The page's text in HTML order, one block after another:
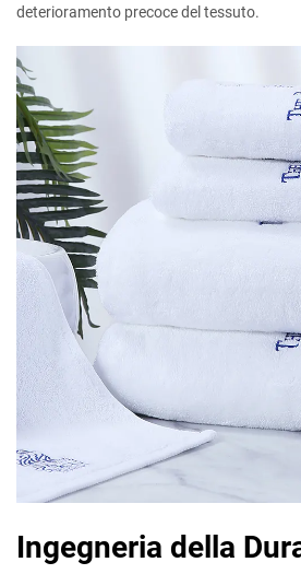
deterioramento precoce del tessuto.
Ingegneria della